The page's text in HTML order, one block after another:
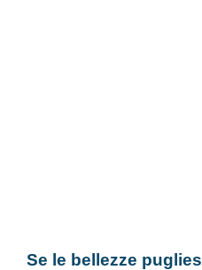
Se le bellezze